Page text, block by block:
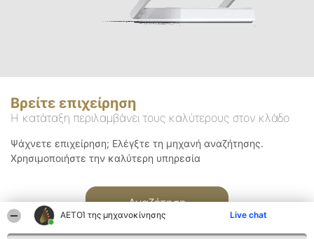
ΑΕΤΟΊ της μηχανοκίνησης Live chat
Βρείτε επιχείρηση
Η κατάταξη περιλαμβάνει τους καλύτερους στον κλάδο
Ψάχνετε επιχείρηση; Ελέγξτε τη μηχανή αναζήτησης.
Χρησιμοποιήστε την καλύτερη υπηρεσία
Αναζήτηση